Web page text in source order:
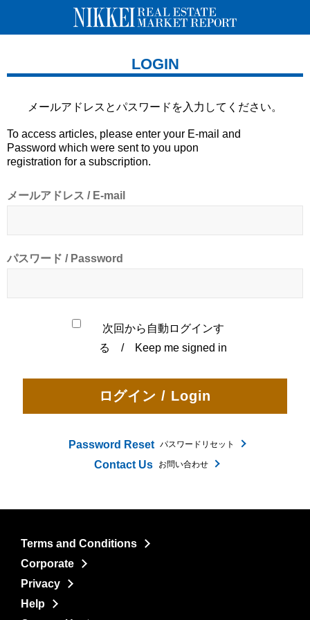
LOGIN
メールアドレスとパスワードを 入力してください。
To access articles, please enter your E-mail and
Password which were sent to you upon
registration for a subscription.
メールアドレス / E-mail
パスワード / Password
次回から自動ログインす
る / Keep me signed in
Password Reset パスワードリセット
Contact Us お問い合わせ
Terms and Conditions
Corporate
Privacy
Help